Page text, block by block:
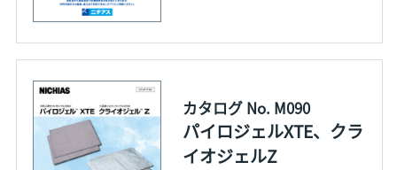
カタログ No. M090
パイロジェルXTE、クラ
イオジェルZ